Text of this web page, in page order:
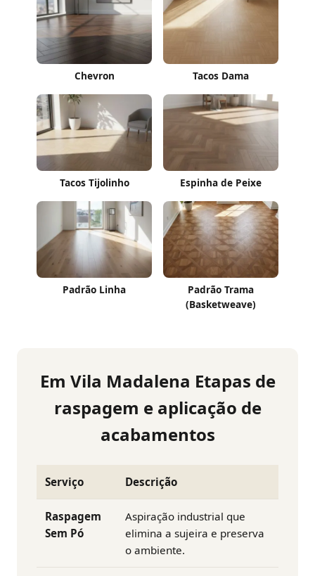
Chevron Tacos Dama
Tacos Tijolinho Espinha de Peixe
Padrão Linha
Padrão Trama
(Basketweave)
Em Vila Madalena Etapas de
raspagem e aplicação de
acabamentos
Serviço Descrição
Raspagem
Sem Pó
Aspiração industrial que
elimina a sujeira e preserva
o ambiente.